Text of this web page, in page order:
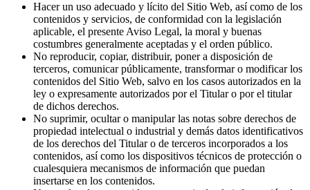
Hacer un uso adecuado y lícito del Sitio Web, así como de los
contenidos y servicios, de conformidad con la legislación
aplicable, el presente Aviso Legal, la moral y buenas
costumbres generalmente aceptadas y el orden público.
No reproducir, copiar, distribuir, poner a disposición de
terceros, comunicar públicamente, transformar o modificar los
contenidos del Sitio Web, salvo en los casos autorizados en la
ley o expresamente autorizados por el Titular o por el titular
de dichos derechos.
No suprimir, ocultar o manipular las notas sobre derechos de
propiedad intelectual o industrial y demás datos identificativos
de los derechos del Titular o de terceros incorporados a los
contenidos, así como los dispositivos técnicos de protección o
cualesquiera mecanismos de información que puedan
insertarse en los contenidos.